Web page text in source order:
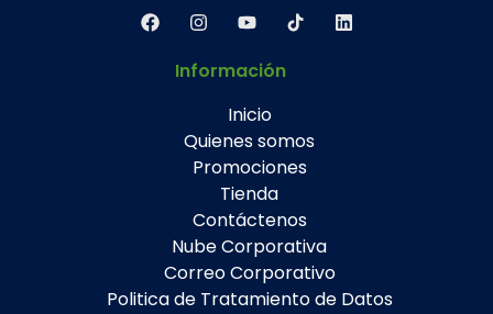
Información
Inicio
Quienes somos
Promociones
Tienda
Contáctenos
Nube Corporativa
Correo Corporativo
Politica de Tratamiento de Datos